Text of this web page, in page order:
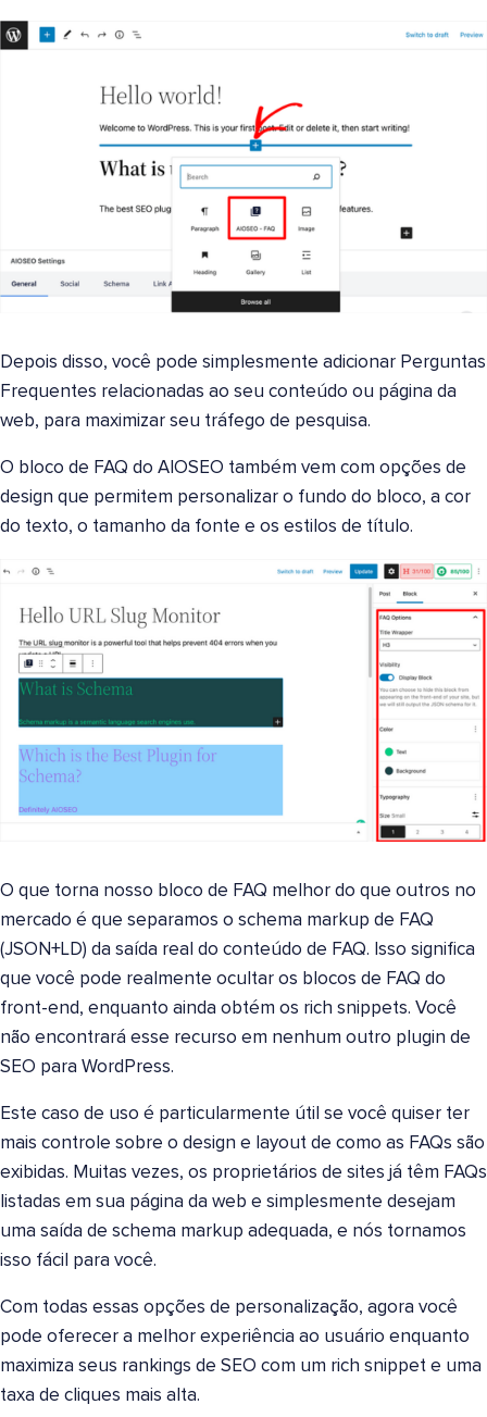
Depois disso, você pode simplesmente adicionar Perguntas
Frequentes relacionadas ao seu conteúdo ou página da
web, para maximizar seu tráfego de pesquisa.
O bloco de FAQ do AIOSEO também vem com opções de
design que permitem personalizar o fundo do bloco, a cor
do texto, o tamanho da fonte e os estilos de título.
O que torna nosso bloco de FAQ melhor do que outros no
mercado é que separamos o schema markup de FAQ
(JSON+LD) da saída real do conteúdo de FAQ. Isso significa
que você pode realmente ocultar os blocos de FAQ do
front-end, enquanto ainda obtém os rich snippets. Você
não encontrará esse recurso em nenhum outro plugin de
SEO para WordPress.
Este caso de uso é particularmente útil se você quiser ter
mais controle sobre o design e layout de como as FAQs são
exibidas. Muitas vezes, os proprietários de sites já têm FAQs
listadas em sua página da web e simplesmente desejam
uma saída de schema markup adequada, e nós tornamos
isso fácil para você.
Com todas essas opções de personalização, agora você
pode oferecer a melhor experiência ao usuário enquanto
maximiza seus rankings de SEO com um rich snippet e uma
taxa de cliques mais alta.